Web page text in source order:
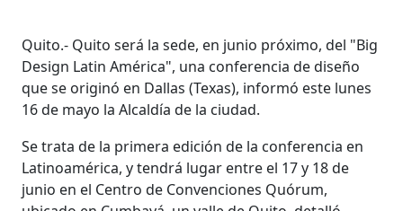
Quito.- Quito será la sede, en junio próximo, del "Big
Design Latin América", una conferencia de diseño
que se originó en Dallas (Texas), informó este lunes
16 de mayo la Alcaldía de la ciudad.
Se trata de la primera edición de la conferencia en
Latinoamérica, y tendrá lugar entre el 17 y 18 de
junio en el Centro de Convenciones Quórum,